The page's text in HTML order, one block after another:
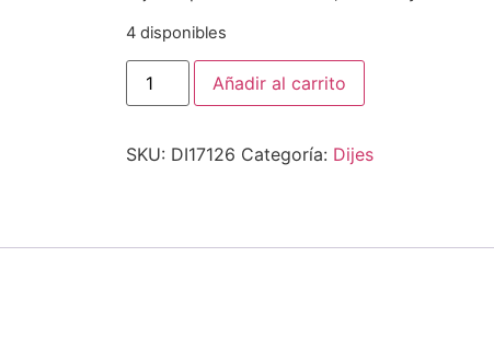
4 disponibles
Añadir al carrito
SKU: DI17126 Categoría: Dijes